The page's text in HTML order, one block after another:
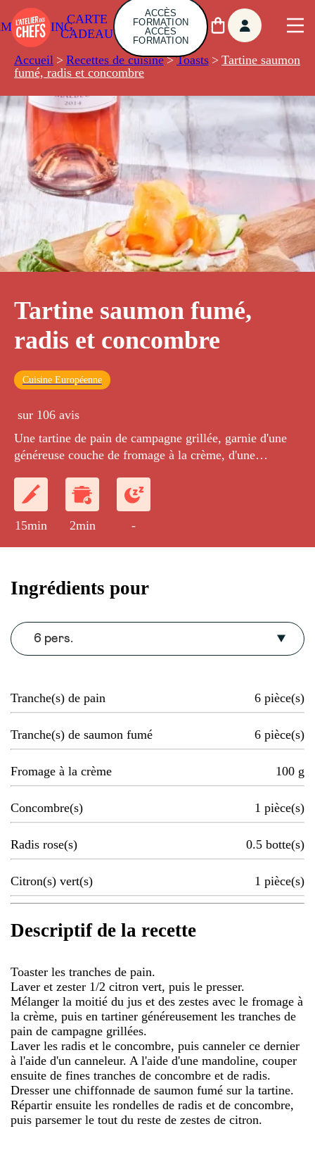
CARTE
CADEAU
ACCÈS
FORMATION
ACCÈS
FORMATION
Accueil > Recettes de cuisine > Toasts > Tartine saumon
fumé, radis et concombre
Tartine saumon fumé,
radis et concombre
Cuisine Européenne
sur 106 avis
Une tartine de pain de campagne grillée, garnie d'une
généreuse couche de fromage à la crème, d'une
rondelles de radis et de concombre pour le croquant.
15min 2min -
Ingrédients pour
6 pers.
Tranche(s) de pain 6 pièce(s)
Tranche(s) de saumon fumé 6 pièce(s)
Fromage à la crème 100 g
Concombre(s) 1 pièce(s)
Radis rose(s) 0.5 botte(s)
Citron(s) vert(s) 1 pièce(s)
Descriptif de la recette
Toaster les tranches de pain.
Laver et zester 1/2 citron vert, puis le presser.
Mélanger la moitié du jus et des zestes avec le fromage à
la crème, puis en tartiner généreusement les tranches de
pain de campagne grillées.
Laver les radis et le concombre, puis canneler ce dernier
à l'aide d'un canneleur. A l'aide d'une mandoline, couper
ensuite de fines tranches de concombre et de radis.
Dresser une chiffonnade de saumon fumé sur la tartine.
Répartir ensuite les rondelles de radis et de concombre,
puis parsemer le tout du reste de zestes de citron.